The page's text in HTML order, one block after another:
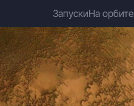
ЗапускиНа орбите